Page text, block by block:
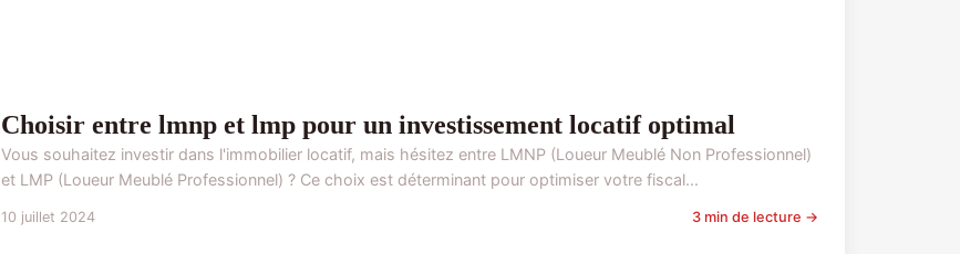
Choisir entre lmnp et lmp pour un investissement locatif optimal
Vous souhaitez investir dans l'immobilier locatif, mais hésitez entre LMNP (Loueur Meublé Non Professionnel)
et LMP (Loueur Meublé Professionnel) ? Ce choix est déterminant pour optimiser votre fiscal...
10 juillet 2024 3 min de lecture →